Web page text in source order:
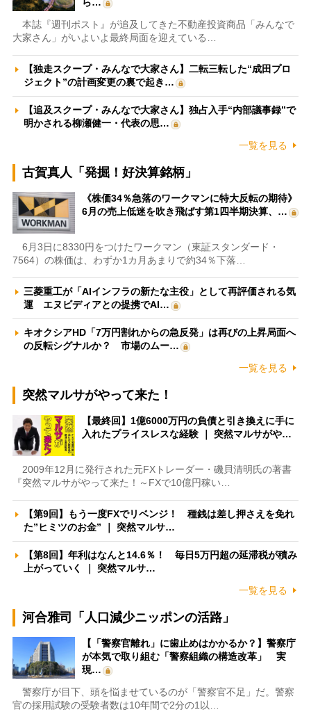
ら…
本誌『週刊ポスト』が追及してきた不動産投資商品「みんなで
大家さん」がいよいよ最終局面を迎えている…
【独走スクープ・みんなで大家さん】二転三転した“成田プロ
ジェクト”の計画変更の裏で起き…
【追及スクープ・みんなで大家さん】独占入手“内部議事録”で
明かされる柳瀬健一・代表の思…
一覧を見る
古賀真人「発掘！好決算銘柄」
《株価34％急落のワークマンに特大反転の期待》
6月の売上低迷を吹き飛ばす第1四半期決算、…
6月3日に8330円をつけたワークマン（東証スタンダード・
7564）の株価は、わずか1カ月あまりで約34％下落…
三菱重工が「AIインフラの新たな主役」として再評価される気
運 エヌビディアとの提携でAI…
キオクシアHD「7万円割れからの急反発」は再びの上昇局面へ
の反転シグナルか？ 市場のムー…
一覧を見る
突然マルサがやって来た！
【最終回】1億6000万円の負債と引き換えに手に
入れたプライスレスな経験 ｜ 突然マルサがや…
2009年12月に発行された元FXトレーダー・磯貝清明氏の著書
『突然マルサがやって来た！～FXで10億円稼い…
【第9回】もう一度FXでリベンジ！ 種銭は差し押さえを免れ
た”ヒミツのお金” ｜ 突然マルサ…
【第8回】年利はなんと14.6％！ 毎日5万円超の延滞税が積み
上がっていく ｜ 突然マルサ…
一覧を見る
河合雅司「人口減少ニッポンの活路」
【「警察官離れ」に歯止めはかかるか？】警察庁
が本気で取り組む「警察組織の構造改革」 実
現…
警察庁が目下、頭を悩ませているのが「警察官不足」だ。警察
官の採用試験の受験者数は10年間で2分の1以…